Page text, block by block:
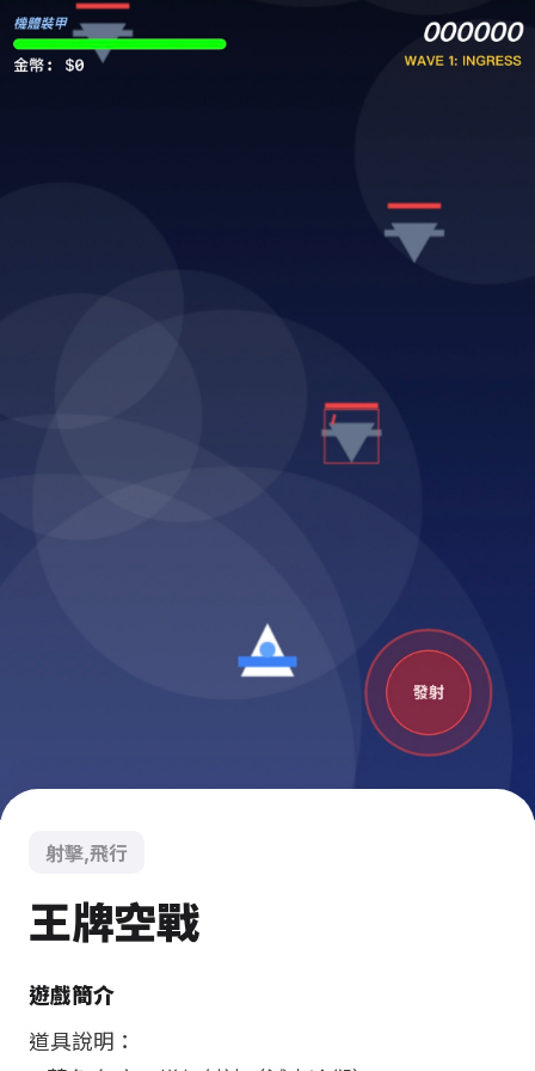
射擊,飛行
王牌空戰
遊戲簡介
道具說明：